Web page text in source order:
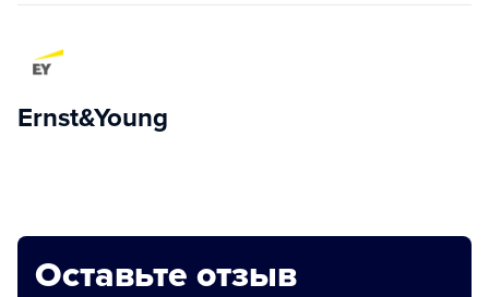
Ernst&Young
Оставьте отзыв